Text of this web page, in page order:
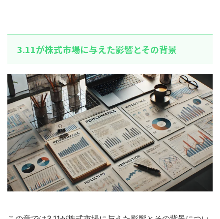
3.11が株式市場に与えた影響とその背景